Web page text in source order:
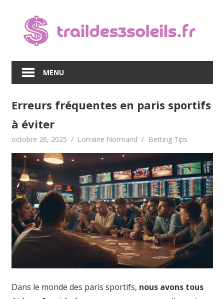
content
MENU
Erreurs fréquentes en paris sportifs
à éviter
octobre 26, 2025 Lorraine Normand Betting Tips
Dans le monde des paris sportifs, nous avons tous